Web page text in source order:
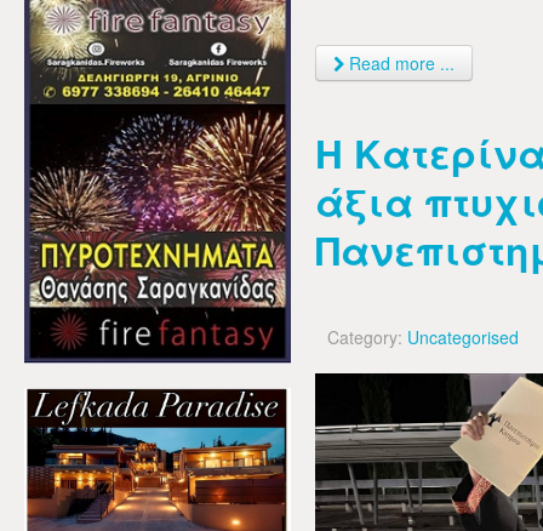
Read more ...
Η
άξια
Category: Uncategorised